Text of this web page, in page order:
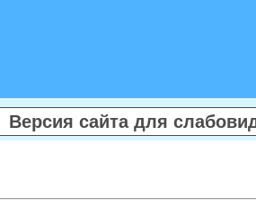
Версия сайта для